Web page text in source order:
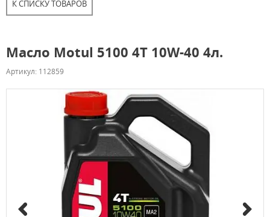
К СПИСКУ ТОВАРОВ
Масло Motul 5100 4T 10W-40 4л.
Артикул: 112859